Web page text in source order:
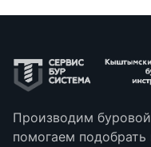
Производим
помогаем